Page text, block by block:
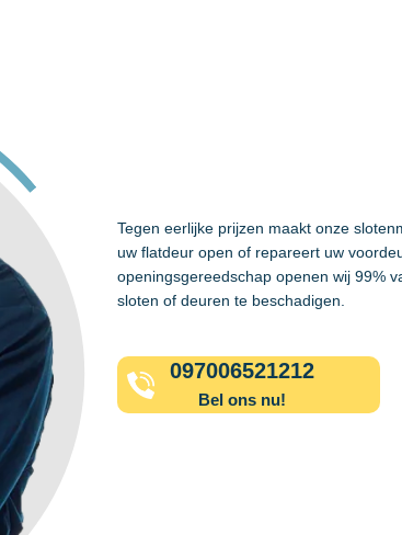
Tegen eerlijke prijzen maakt onze
uw flatdeur open of repareert uw
openingsgereedschap openen wij 99%
sloten of deuren te beschadigen.
097006521212
Bel ons nu!